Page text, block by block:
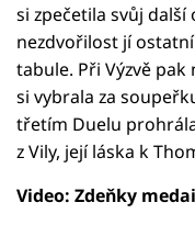
si zpečetila svůj
nezdvořilost jí
tabule. Při Výzvě
si vybrala za
třetím Duelu
z Vily, její láska k
Video: Zdeňky